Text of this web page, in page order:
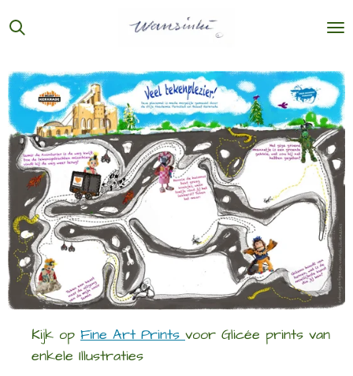
Ga
direct
de
hoofdinhoud
Kijk op Fine Art Prints voor Glicée prints van
enkele Illustraties